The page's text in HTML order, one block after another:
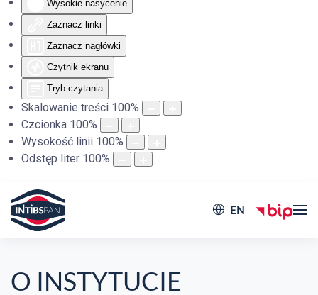
Wysokie nasycenie
Zaznacz linki
Zaznacz nagłówki
Czytnik ekranu
Tryb czytania
Skalowanie treści 100%
Czcionka 100%
Wysokość linii 100%
Odstęp liter 100%
EN
O INSTYTUCIE